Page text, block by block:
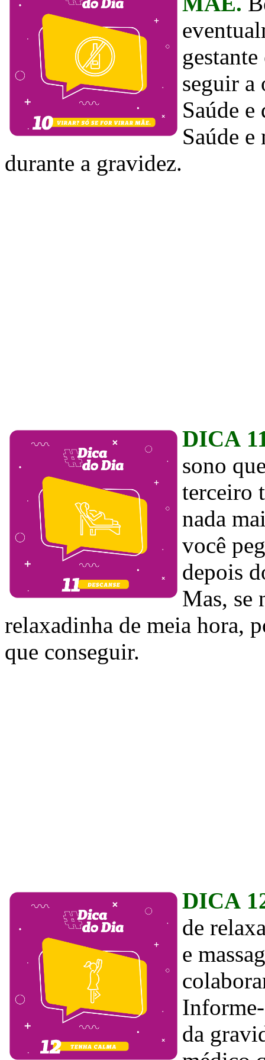
seguir a
Saúde
Saúde
durante a gravidez.
DICA
sono
terceiro
nada
você
depois
Mas, se
relaxadinha de meia hora,
que conseguir.
DICA
de
e
Informe-
da